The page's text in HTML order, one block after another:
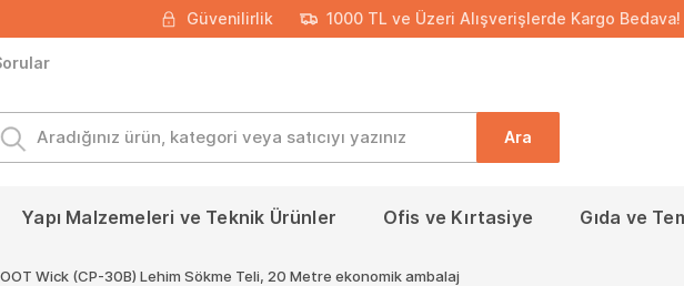
Güvenilirlik 1000 TL ve Üzeri Alışverişlerde Kargo Bedava!
Ara
Yapı Malzemeleri ve Teknik Ürünler Ofis ve Kırtasiye Gıda ve
Wick (CP-30B) Lehim Sökme Teli, 20 Metre ekonomik ambalaj